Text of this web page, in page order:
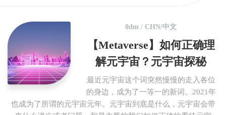
0dm / CHN/中文
【Metaverse】如何正确理
解元宇宙？元宇宙探秘
最近元宇宙这个词突然慢慢的走入各位
的身边，成为了一等一的新词。2021年
也成为了所谓的元宇宙元年。元宇宙到底是什么，元宇宙会带